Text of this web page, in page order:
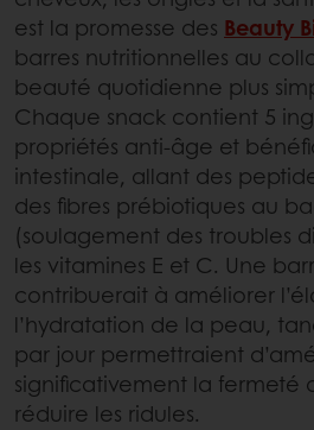
est la promesse des Beauty
barres nutritionnelles au
beauté quotidienne plus
Chaque snack contient 5
propriétés anti-âge et
intestinale, allant des
des fibres prébiotiques au
(soulagement des troubles
les vitamines E et C. Une
contribuerait à améliorer
l’hydratation de la peau,
par jour permettraient
significativement la fermeté
réduire les ridules.